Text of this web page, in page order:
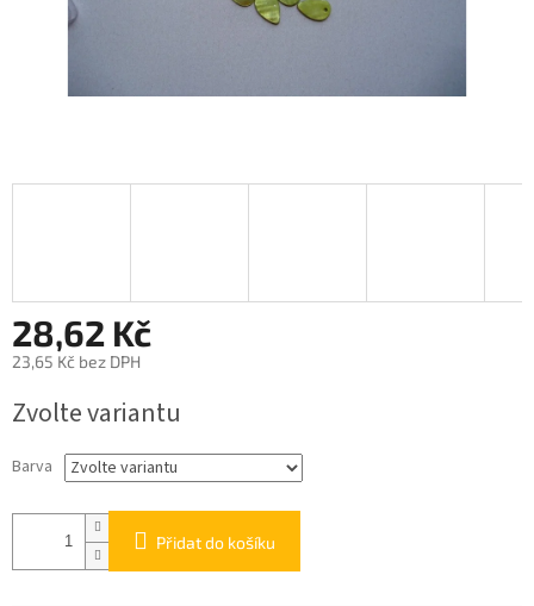
28,62 Kč
23,65 Kč bez DPH
cena:
Zvolte variantu
Barva
Přidat do košíku